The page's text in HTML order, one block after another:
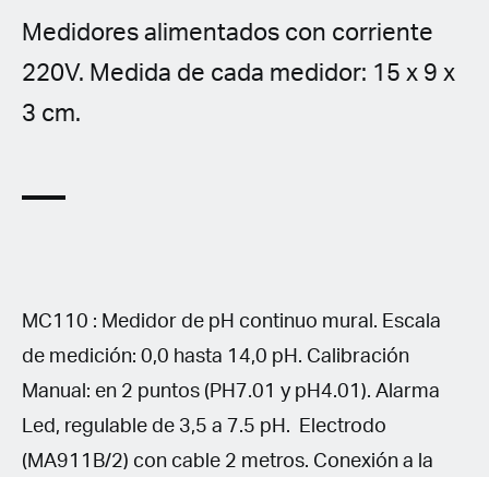
Italian
Medidores alimentados con corriente
220V. Medida de cada medidor: 15 x 9 x
3 cm.
MC110 : Medidor de pH continuo mural. Escala
de medición: 0,0 hasta 14,0 pH. Calibración
Manual: en 2 puntos (PH7.01 y pH4.01). Alarma
Led, regulable de 3,5 a 7.5 pH. Electrodo
(MA911B/2) con cable 2 metros. Conexión a la